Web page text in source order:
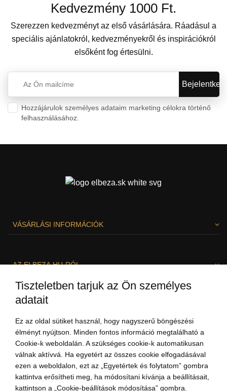
Kedvezmény 1000 Ft.
Szerezzen kedvezményt az első vásárlására. Ráadásul a
speciális ajánlatokról, kedvezményekről és inspirációkról
elsőként fog értesülni.
Hozzájárulok személyes adataim marketing célokra történő
felhasználásához.
VÁSÁRLÁSI INFORMÁCIÓK
AZ ELBEZA.HU-RÓL
Tiszteletben tarjuk az Ön személyes
adatait
Ez az oldal sütiket használ, hogy nagyszerű böngészési
élményt nyújtson. Minden fontos információ megtalálható a
Cookie-k weboldalán. A szükséges cookie-k automatikusan
válnak aktívvá. Ha egyetért az összes cookie elfogadásával
ezen a weboldalon, ezt az „Egyetértek és folytatom” gombra
kattintva erősítheti meg, ha módosítani kívánja a beállításait,
kattintson a „Cookie-beállítások módosítása” gombra.